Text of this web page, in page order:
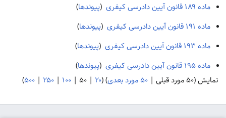
ماده ۱۸۹ قانون آیین دادرسی کیفری
‏
(پیوندها)
ماده ۱۹۱ قانون آیین دادرسی کیفری
‏
(پیوندها)
ماده ۱۹۳ قانون آیین دادرسی کیفری
‏
(پیوندها)
ماده ۱۹۵ قانون آیین دادرسی کیفری
‏
(پیوندها)
نمایش (۵۰ مورد قبلی | ۵۰ مورد بعدی ) (۲۰ | ۵۰ | ۱۰۰ | ۲۵۰ | ۵۰۰)